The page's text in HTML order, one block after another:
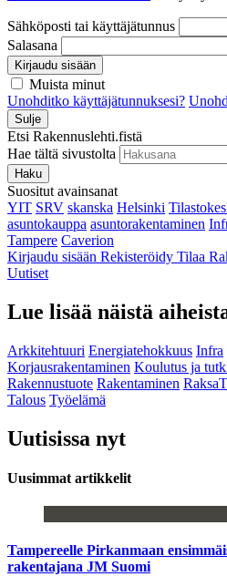
Sähköposti tai käyttäjätunnus
Salasana
Kirjaudu sisään
Muista minut
Unohditko käyttäjätunnuksesi?
Sulje
Etsi Rakennuslehti.fistä
Hae tältä sivustolta
Haku
Suositut avainsanat
YIT SRV skanska Helsinki
asuntokauppa asuntorakentaminen
Tampere Caverion
Kirjaudu sisään Rekisteröidy Tilaa
Uutiset
Lue lisää näistä
Arkkitehtuuri Energiatehokkuus Infra
Korjausrakentaminen Koulutus ja
Rakennustuote Rakentaminen
Talous Työelämä
Uutisissa nyt
Uusimmat artikkelit
Tampereelle Pirkanmaan
rakentajana JM Suomi